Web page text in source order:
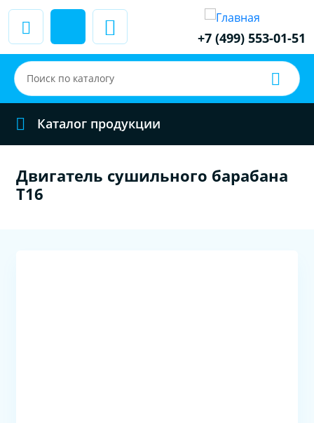
+7 (499) 553-01-51
Каталог продукции
Двигатель сушильного барабана
Т16